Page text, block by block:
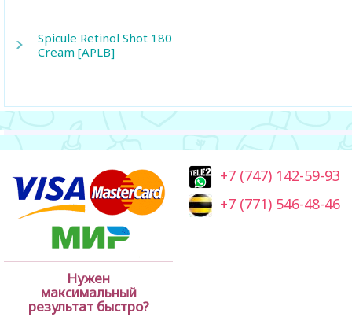
Spicule Retinol Shot 180
Cream [APLB]
Нужен
максимальный
результат быстро?
+7 (747) 142-59-93
+7 (771) 546-48-46